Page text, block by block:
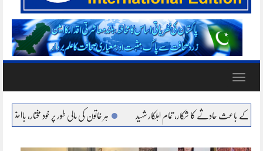
Toggle
کا شکار، تمام اہلکار شہید ہر خاتون کی مالی طور پر خود مختار، بااحتیار بنانا ہمارا عزم : مریم